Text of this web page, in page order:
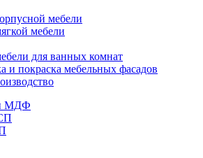
мебели
мебели
для ванных комнат
и покраска мебельных фасадов
МДФ